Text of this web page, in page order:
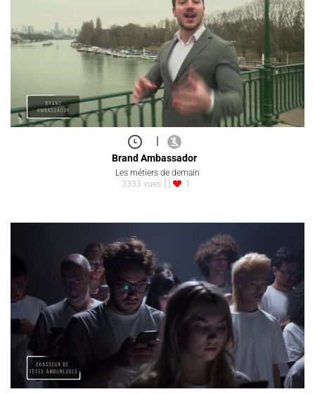
|
Brand Ambassador
Les métiers de demain
3333 vues
1